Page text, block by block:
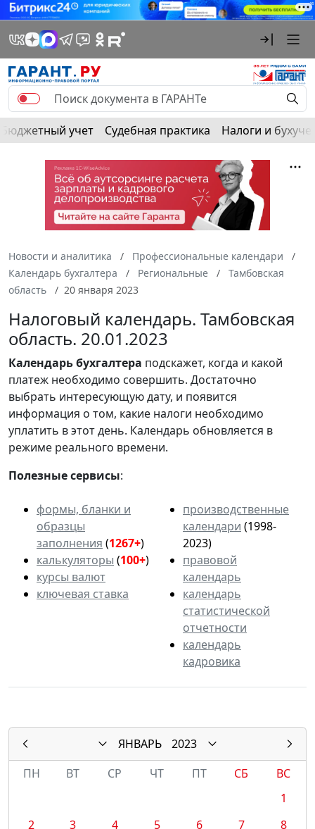
Бюджетный учет Судебная практика Налоги и
Новости и аналитика
Профессиональные календари
Календарь бухгалтера
Региональные
Тамбовская
область
20 января 2023
Налоговый календарь. Тамбовская
область. 20.01.2023
Календарьбухгалтера подскажет, когда и какой
платеж необходимо совершить. Достаточно
выбрать интересующую дату, и появится
информация о том, какие налоги необходимо
уплатить в этот день. Календарь обновляется в
режиме реального времени.
Полезные сервисы:
формы, бланки и
образцы
заполнения (1267+)
калькуляторы (100+)
курсы валют
ключевая ставка
производственные
календари (1998-
2023)
правовой
календарь
календарь
статистической
отчетности
календарь
кадровика
ЯНВАРЬ
2023
ПН
ВТ СР ЧТ ПТ СБ
ВС
1
2
3 4 5 6 7
8